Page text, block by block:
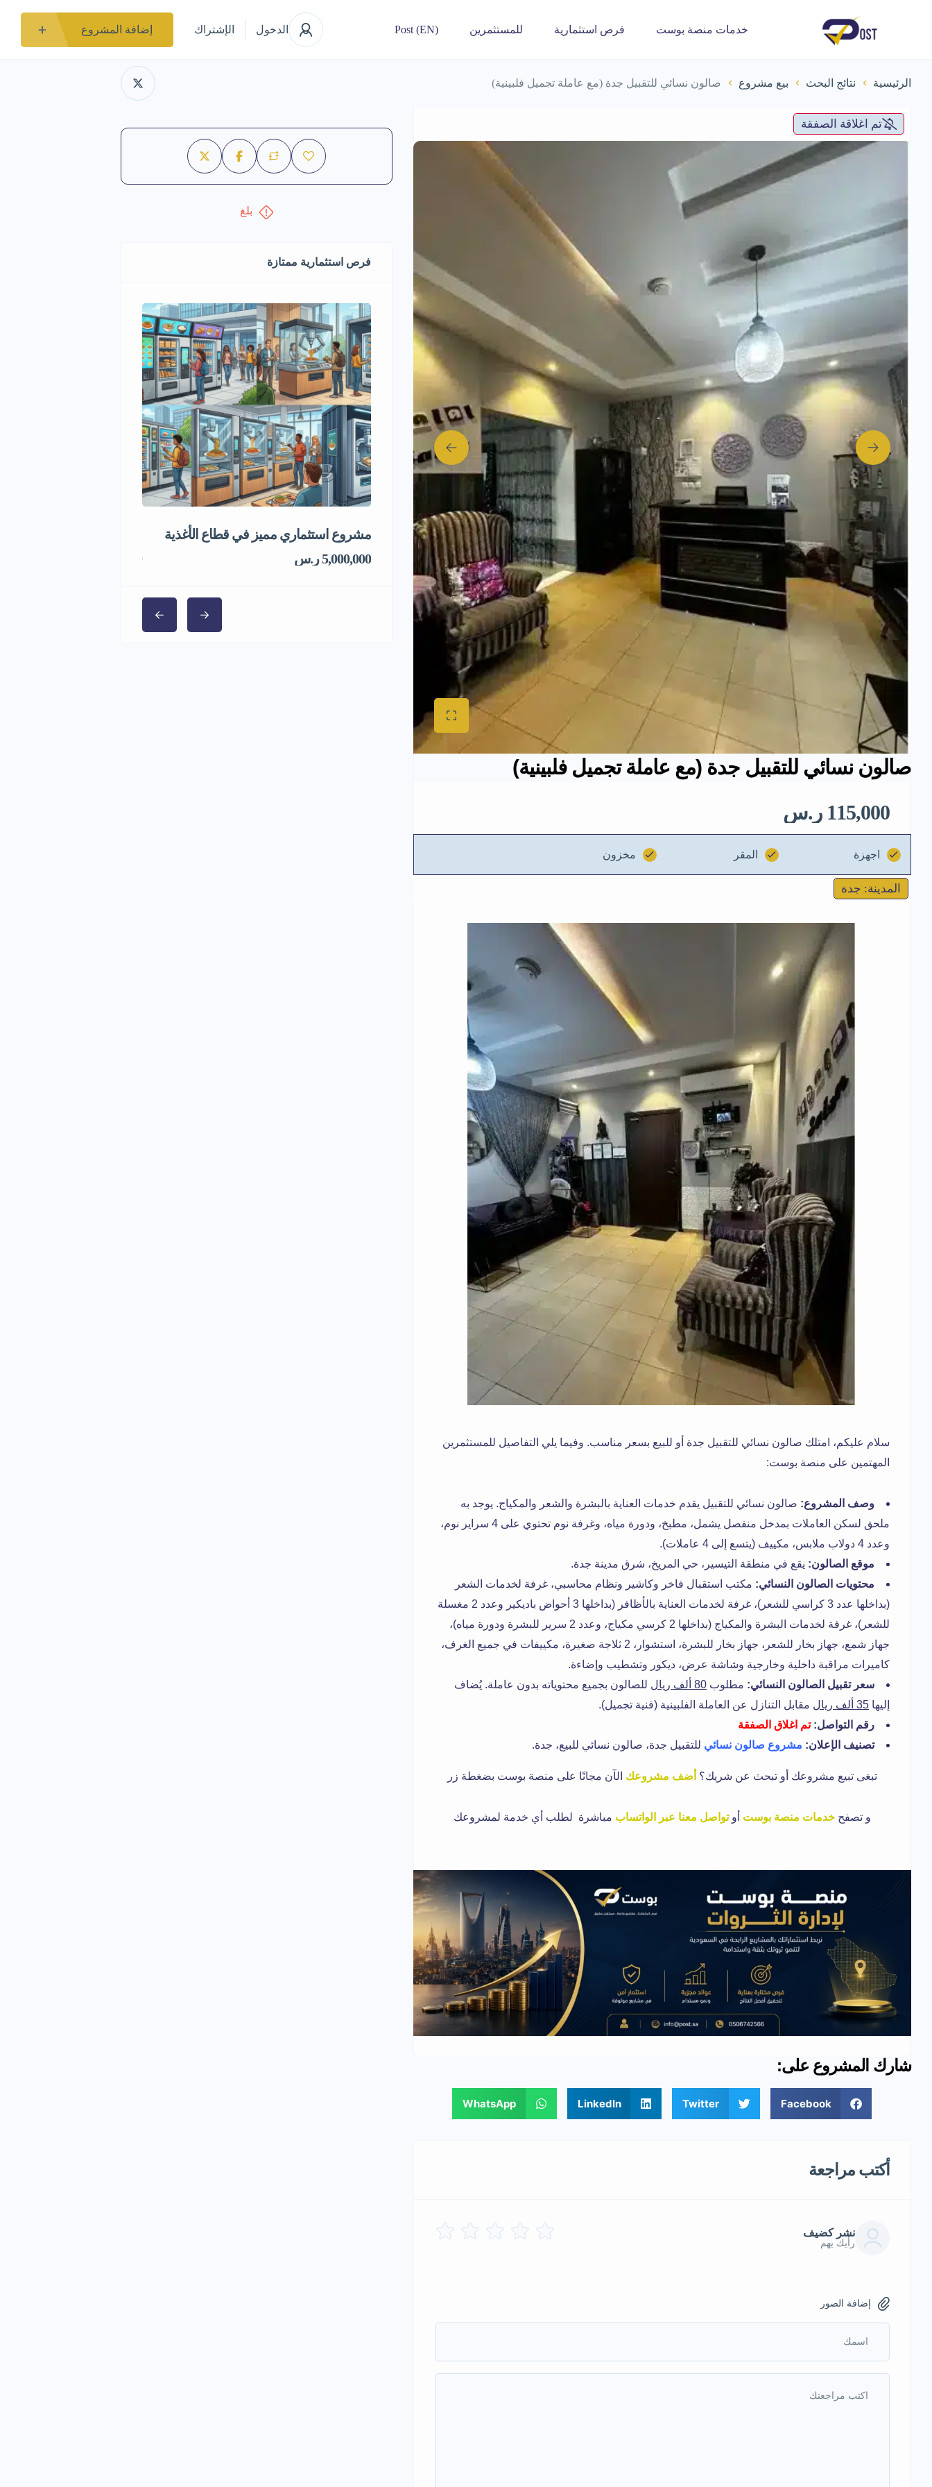
خدمات منصة بوست فرص استثمارية للمستثمرين Post (EN) الدخول الإشتراك إضافة المشروع
الرئيسية نتائج البحث بيع مشروع صالون نسائي للتقبيل جدة (مع عاملة تجميل فلبينية)
تم اغلاقة الصفقة
صالون نسائي للتقبيل جدة (مع عاملة تجميل فلبينية)
115,000 ر.س
اجهزة المقر مخزون
المدينة: جدة
سلام عليكم، امتلك صالون نسائي للتقبيل جدة أو للبيع بسعر مناسب. وفيما يلي التفاصيل للمستثمرين
المهتمين على منصة بوست:
وصف المشروع: صالون نسائي للتقبيل يقدم خدمات العناية بالبشرة والشعر والمكياج. يوجد به
ملحق لسكن العاملات بمدخل منفصل يشمل، مطبخ، ودورة مياه، وغرفة نوم تحتوي على 4 سراير نوم،
وعدد 4 دولاب ملابس، مكييف (يتسع إلى 4 عاملات).
موقع الصالون: يقع في منطقة التيسير، حي المريخ، شرق مدينة جدة.
محتويات الصالون النسائي: مكتب استقبال فاخر وكاشير ونظام محاسبي، غرفة لخدمات الشعر
(بداخلها عدد 3 كراسي للشعر)، غرفة لخدمات العناية بالأظافر (بداخلها 3 أحواض باديكير وعدد 2 مغسلة
للشعر)، غرفة لخدمات البشرة والمكياج (بداخلها 2 كرسي مكياج، وعدد 2 سرير للبشرة ودورة مياه)،
جهاز شمع، جهاز بخار للشعر، جهاز بخار للبشرة، استشوار، 2 ثلاجة صغيرة، مكييفات في جميع الغرف،
كاميرات مراقبة داخلية وخارجية وشاشة عرض، ديكور وتشطيب وإضاءة.
سعر تقبيل الصالون النسائي: مطلوب 80 ألف ريال
للصالون بجميع محتوياته بدون عاملة. يُضاف
إليها 35 ألف ريال
مقابل التنازل عن العاملة الفلبينية (فنية تجميل).
رقم التواصل: تم اغلاق الصفقة
تصنيف الإعلان: مشروع صالون نسائي للتقبيل جدة، صالون نسائي للبيع، جدة.
تبغى تبيع مشروعك أو تبحث عن شريك؟ أضف مشروعك الآن مجانًا على منصة بوست بضغطة زر
وتصفحخدمات منصة بوست أو تواصل معنا عبر الواتساب مباشرة لطلب أي خدمة لمشروعك
شارك المشروع على:
Facebook
Twitter
LinkedIn
WhatsApp
أكتب مراجعة
نشر كضيف
رأيك يهم
إضافة الصور
بلغ
فرص استثمارية ممتازة
مشروع استثماري مميز في قطاع الأغذية
5,000,000 ر.س
1,000,000 ر.س